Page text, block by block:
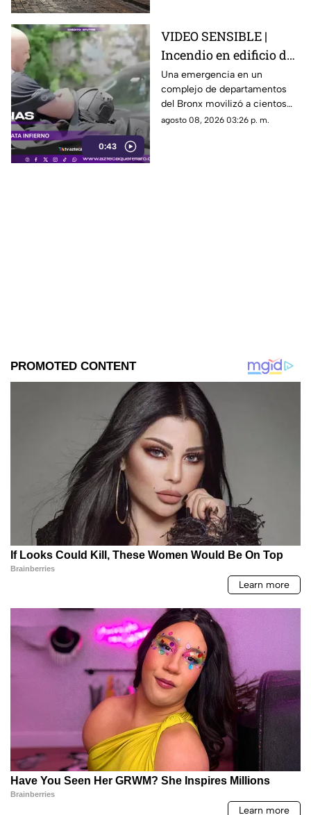
0:43
VIDEO SENSIBLE |
Incendio en edificio de
Nueva York deja un
mu3rto y 14 heridos
Una emergencia en un
complejo de departamentos
del Bronx movilizó a cientos
de bomberos y dejó víctimas
agosto 08, 2026 03:26 p. m.